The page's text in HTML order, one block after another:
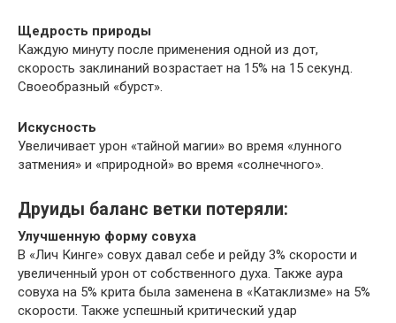
Щедрость природы
Каждую минуту после применения одной из дот,
скорость заклинаний возрастает на 15% на 15 секунд.
Своеобразный «бурст».
Искусность
Увеличивает урон «тайной магии» во время «лунного
затмения» и «природной» во время «солнечного».
Друиды баланс ветки потеряли:
Улучшенную форму совуха
В «Лич Кинге» совух давал себе и рейду 3% скорости и
увеличенный урон от собственного духа. Также аура
совуха на 5% крита была заменена в «Катаклизме» на 5%
скорости. Также успешный критический удар